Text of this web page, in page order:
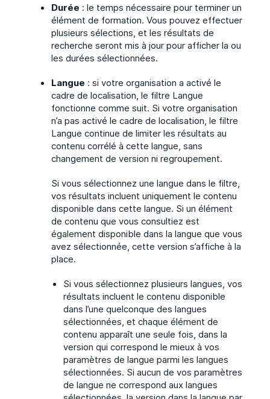
Durée : le temps nécessaire pour terminer un
élément de formation. Vous pouvez effectuer
plusieurs sélections, et les résultats de
recherche seront mis à jour pour afficher la ou
les durées sélectionnées.
Langue : si votre organisation a activé le
cadre de localisation, le filtre Langue
fonctionne comme suit. Si votre organisation
n’a pas activé le cadre de localisation, le filtre
Langue continue de limiter les résultats au
contenu corrélé à cette langue, sans
changement de version ni regroupement.
Si vous sélectionnez une langue dans le filtre,
vos résultats incluent uniquement le contenu
disponible dans cette langue. Si un élément
de contenu que vous consultiez est
également disponible dans la langue que vous
avez sélectionnée, cette version s’affiche à la
place.
Si vous sélectionnez plusieurs langues, vos
résultats incluent le contenu disponible
dans l’une quelconque des langues
sélectionnées, et chaque élément de
contenu apparaît une seule fois, dans la
version qui correspond le mieux à vos
paramètres de langue parmi les langues
sélectionnées. Si aucun de vos paramètres
de langue ne correspond aux langues